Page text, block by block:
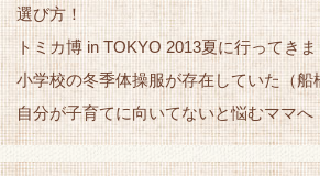
選び方！
トミカ博 in TOKYO 2013夏に行ってき
小学校の冬季体操服が存在していた（船
自分が子育てに向いてないと悩むママへ